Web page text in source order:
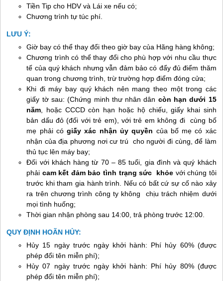
Tiền Tip cho HDV và Lái xe nếu có;
Chương trình tự túc phí.
LƯU Ý:
Giờ bay có thể thay đổi theo giờ bay của Hãng hàng không;
Chương trình có thể thay đổi cho phù hợp với nhu cầu thực
tế của quý khách nhưng vẫn đảm bảo có đẩy đủ điểm thăm
quan trong chương trình, trừ trường hợp điểm đóng cửa;
Khi đi máy bay quý khách nên mang theo một trong các
giấy tờ sau: (Chứng minh thư nhân dân còn hạn dưới 15
năm , hoặc CCCD còn hạn hoặc hộ chiếu, giấy khai sinh
bản dấu đỏ (đối với trẻ em), với trẻ em không đi cùng bố
mẹ phải cógiấy xác nhận ủy quyền của bố mẹ có xác
nhận của địa phương nơi cư trú cho người đi cùng, để làm
thủ tục lên máy bay;
Đối với khách hàng từ 70 – 85 tuổi, gia đình và quý khách
phải cam kết đảm bảo tình trạng sức khỏe với chúng tôi
trước khi tham gia hành trình. Nếu có bất cứ sự cố nào xảy
ra trên chương trình công ty không chịu trách nhiệm dưới
mọi tình huống;
Thời gian nhận phòng sau 14:00, trả phòng trước 12:00.
QUY ĐỊNH HOÃN HỦY:
Hủy 15 ngày trước ngày khởi hành: Phí hủy 60% (được
phép đổi tên miễn phí);
Hủy 07 ngày trước ngày khởi hành: Phí hủy 80% (được
phép đổi tên miễn phí);